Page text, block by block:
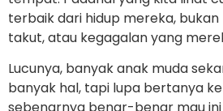
terbaik dari hidup mereka,
takut, atau kegagalan yang
Lucunya, banyak anak muda
banyak hal, tapi lupa bertanya ke